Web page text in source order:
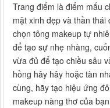
Trang điểm là điểm mấu
mặt xinh đẹp và thần
chọn tông makeup tự
để tạo sự nhẹ nhàng,
vừa đủ để tạo chiều sâu
hồng hây hây hoặc tàn
cùng, hãy tạo hiệu ứng
makeup nàng thơ của